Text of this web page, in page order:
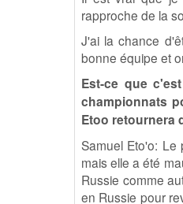
rapproche de la
J'ai la chance
bonne équipe et
Est-ce que
championnats
Etoo retournera
Samuel Eto'o: Le
mais elle a été
Russie comme
en Russie pour